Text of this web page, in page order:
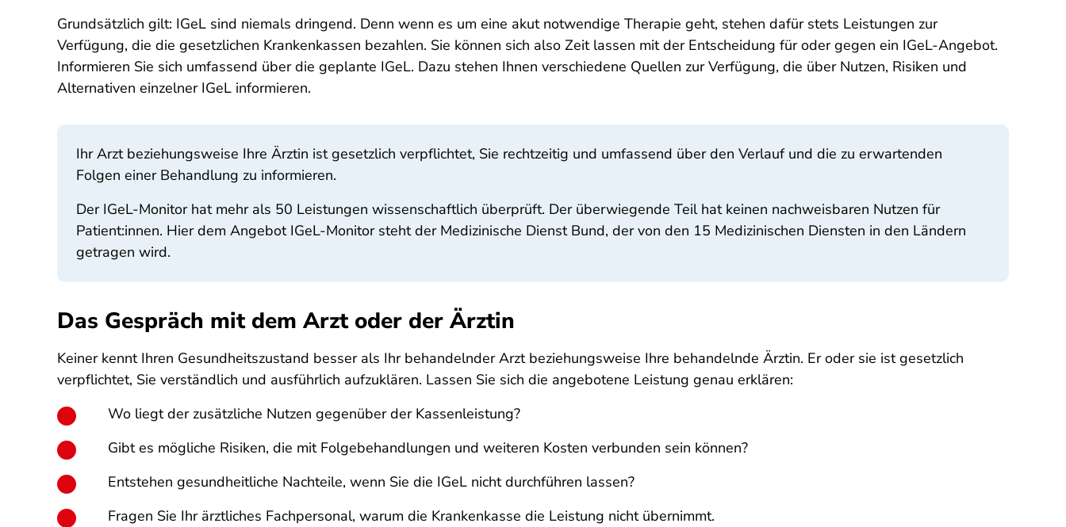
Grundsätzlich gilt: IGeL sind niemals dringend. Denn wenn es um eine akut notwendige Therapie geht, stehen dafür stets Leistungen zur
Verfügung, die die gesetzlichen Krankenkassen bezahlen. Sie können sich also Zeit lassen mit der Entscheidung für oder gegen ein IGeL-Angebot.
Informieren Sie sich umfassend über die geplante IGeL. Dazu stehen Ihnen verschiedene Quellen zur Verfügung, die über Nutzen, Risiken und
Alternativen einzelner IGeL informieren.
Ihr Arzt beziehungsweise Ihre Ärztin ist gesetzlich verpflichtet, Sie rechtzeitig und umfassend über den Verlauf und die zu erwartenden
Folgen einer Behandlung zu informieren.
Der IGeL-Monitor hat mehr als 50 Leistungen wissenschaftlich überprüft. Der überwiegende Teil hat keinen nachweisbaren Nutzen für
Patient:innen. Hier dem Angebot IGeL-Monitor steht der Medizinische Dienst Bund, der von den 15 Medizinischen Diensten in den Ländern
getragen wird.
Das Gespräch mit dem Arzt oder der Ärztin
Keiner kennt Ihren Gesundheitszustand besser als Ihr behandelnder Arzt beziehungsweise Ihre behandelnde Ärztin. Er oder sie ist gesetzlich
verpflichtet, Sie verständlich und ausführlich aufzuklären. Lassen Sie sich die angebotene Leistung genau erklären:
Wo liegt der zusätzliche Nutzen gegenüber der Kassenleistung?
Gibt es mögliche Risiken, die mit Folgebehandlungen und weiteren Kosten verbunden sein können?
Entstehen gesundheitliche Nachteile, wenn Sie die IGeL nicht durchführen lassen?
Fragen Sie Ihr ärztliches Fachpersonal, warum die Krankenkasse die Leistung nicht übernimmt.